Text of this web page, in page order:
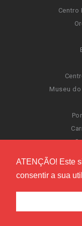
ATENÇÃO! Este
consentir a sua
Centro
Museu